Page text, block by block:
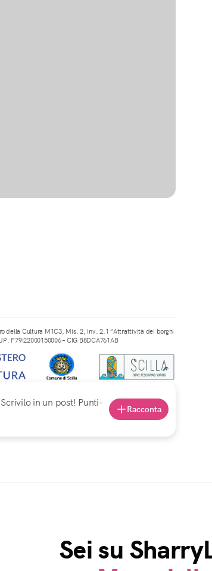
della Cultura M1C3, Mis. 2, Inv. 2.1 “Attrattività dei borghi
F79I22000150006 – CIG B8DCA761AB
in un post! Punti-
Racconta
Sei su